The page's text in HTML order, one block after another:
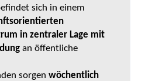
sich in einem
in zentraler Lage mit
an öffentliche
sorgen wöchentlich